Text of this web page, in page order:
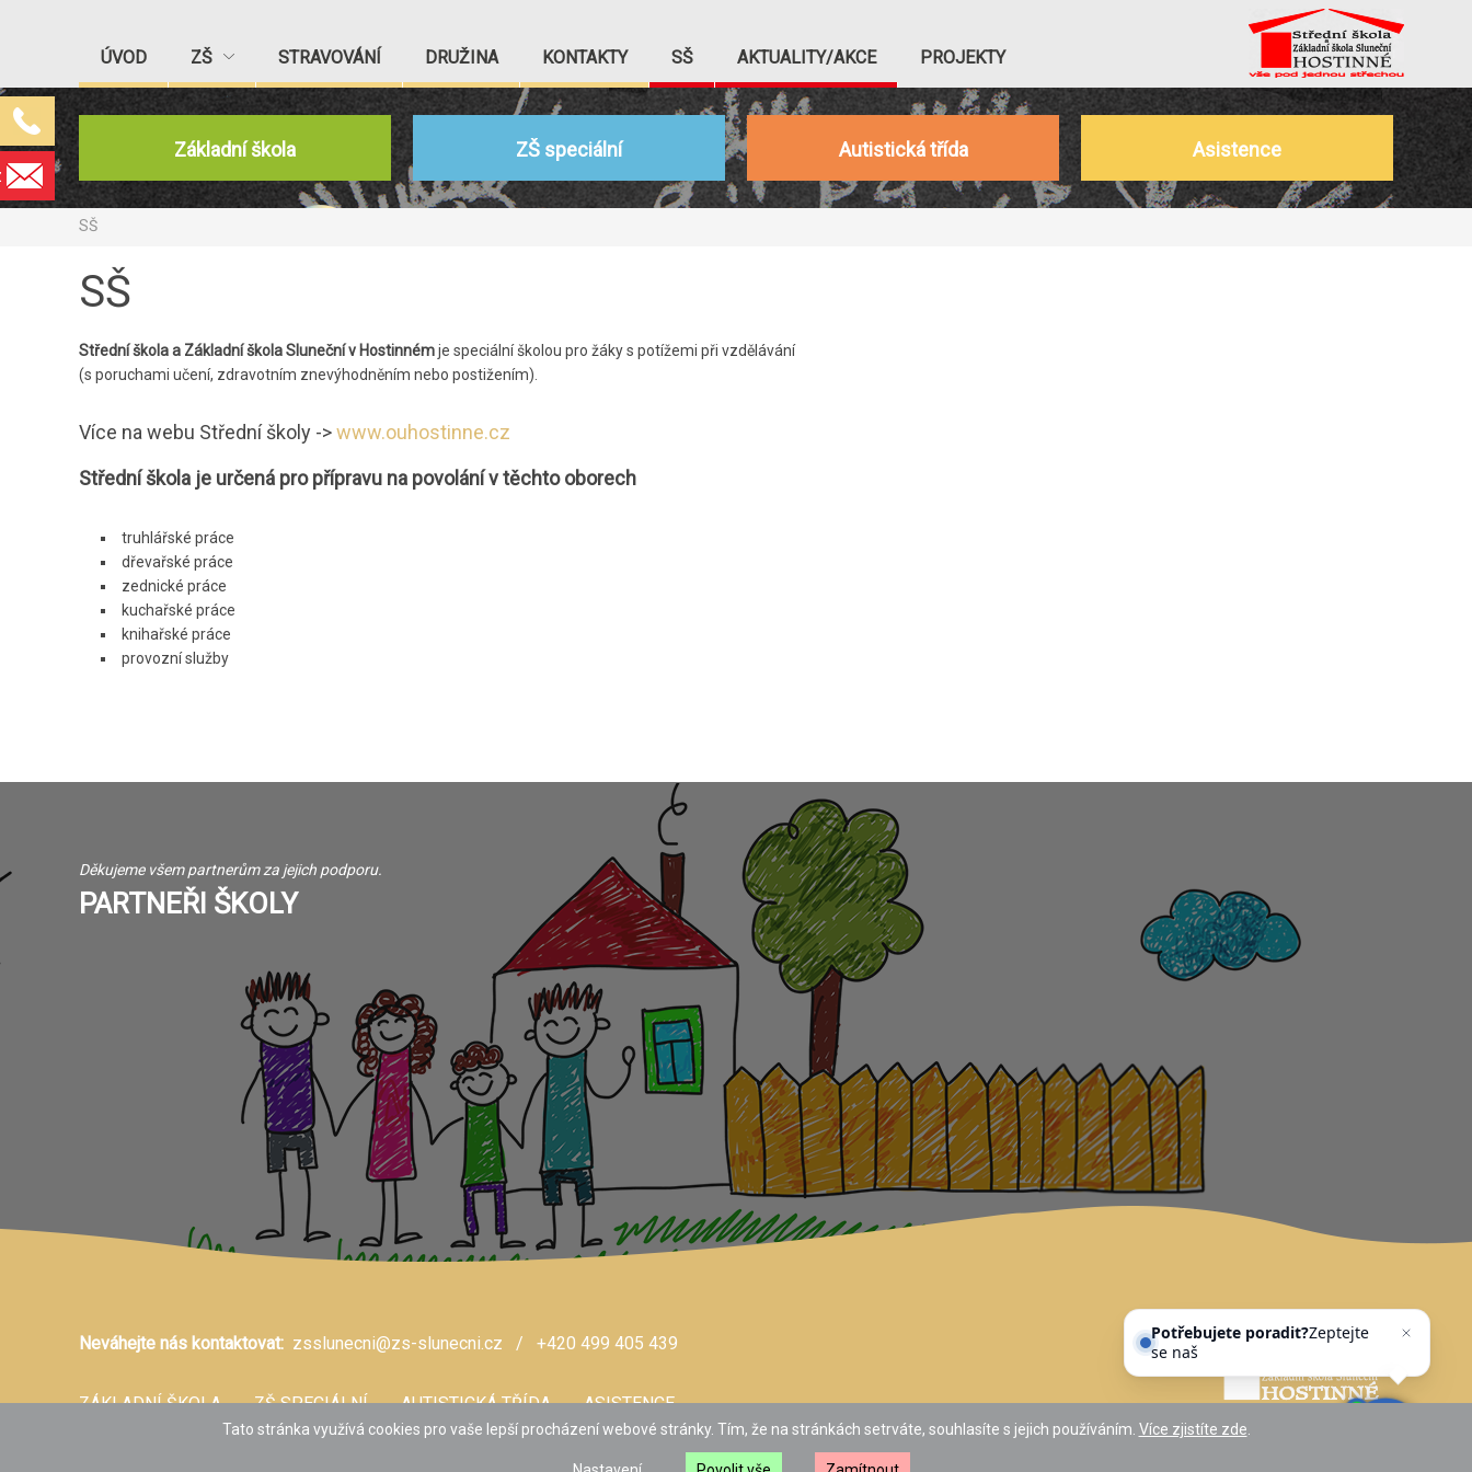
Tato stránka využívá cookies pro vaše lepší procházení webové stránky. Tím, že na stránkách setrváte, souhlasíte s jejich používáním. Více zjistíte zde
ÚVOD ZŠ STRAVOVÁNÍ DRUŽINA KONTAKTY SŠ AKTUALITY/AKCE PROJEKTY
Základní škola ZŠ speciální Autistická třída Asistence
SŠ
SŠ
Střední školaa Základní škola Sluneční v Hostinnémje speciální školou pro žáky s potížemi při vzdělávání
(s poruchami učení, zdravotním znevýhodněním nebo postižením).
Více na webu Střední školy ->www.ouhostinne.cz
Střední škola je určená pro přípravu na povolání v těchto oborech
truhlářské práce
dřevařské práce
zednické práce
kuchařské práce
knihařské práce
provozní služby
Děkujeme všem partnerům za jejich podporu.
PARTNEŘI ŠKOLY
Neváhejte nás kontaktovat: zsslunecni@zs-slunecni.cz / +420 499 405 439
ZÁKLADNÍ ŠKOLA ZŠ SPECIÁLNÍ AUTISTICKÁ TŘÍDA ASISTENCE
Programování a webhostingMAGICHOUSE S.R.O.
Potřebujete poradit?Zeptejte
se našeho asistenta